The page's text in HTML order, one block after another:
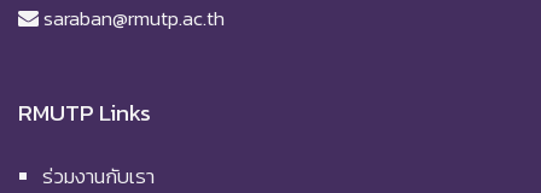
saraban@rmutp.ac.th
RMUTP Links
ร่วมงานกับเรา